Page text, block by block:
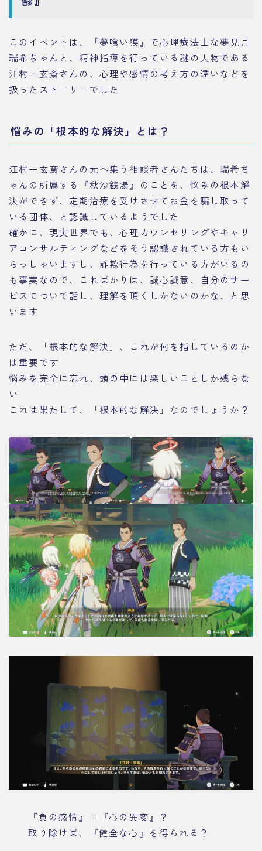
このイベントは、『夢喰い獏』で心理療法士な夢見月
瑞希ちゃんと、精神指導を行っている謎の人物である
江村一玄斎さんの、心理や感情の考え方の違いなどを
扱ったストーリーでした
悩みの「根本的な解決」とは？
江村一玄斎さんの元へ集う相談者さんたちは、瑞希ち
ゃんの所属する『秋沙銭湯』のことを、悩みの根本解
決ができず、定期治療を受けさせてお金を騙し取って
いる団体、と認識しているようでした
確かに、現実世界でも、心理カウンセリングやキャリ
アコンサルティングなどをそう認識されている方もい
らっしゃいますし、詐欺行為を行っている方がいるの
も事実なので、こればかりは、誠心誠意、自分のサー
ビスについて話し、理解を頂くしかないのかな、と思
います
ただ、「根本的な解決」、これが何を指しているのか
は重要です
悩みを完全に忘れ、頭の中には楽しいことしか残らな
い
これは果たして、「根本的な解決」なのでしょうか？
『負の感情』＝『心の異変』？
取り除けば、『健全な心』を得られる？